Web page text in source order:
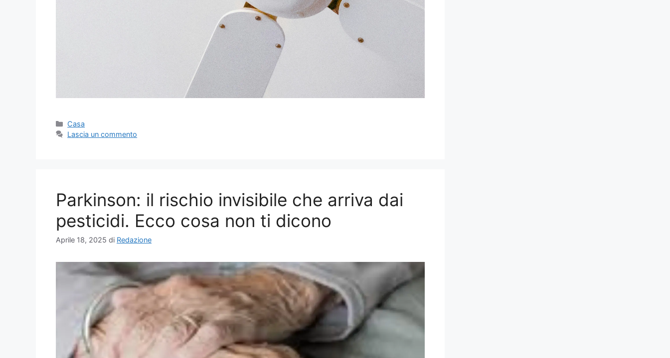
Categorie
Casa
Lascia un commento
Parkinson: il rischio invisibile che arriva dai
pesticidi. Ecco cosa non ti dicono
Aprile 18, 2025 di Redazione